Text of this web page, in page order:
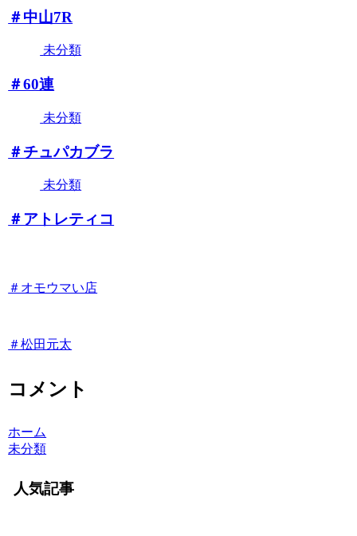
＃中山7R
未分類
＃60連
未分類
＃チュパカブラ
未分類
＃アトレティコ
＃オモウマい店
＃松田元太
コメント
ホーム
未分類
人気記事